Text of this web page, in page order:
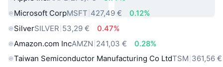
Microsoft CorpMSFT 427,49 €
0.12%
SilverSILVER 53,29 €
0.47%
Amazon.com IncAMZN 241,03 €
0.28%
Taiwan Semiconductor Manufacturing Co LtdTSM 361,56 €